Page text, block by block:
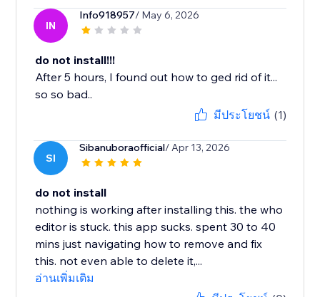
IN
Info918957/ May 6, 2026
do not install!!!
After 5 hours, I found out how to ged rid of it...
so so bad..
มีประโยชน์ (1)
SI
Sibanuboraofficial/ Apr 13, 2026
do not install
nothing is working after installing this. the who
editor is stuck. this app sucks. spent 30 to 40
mins just navigating how to remove and fix
this. not even able to delete it,...
อ่านเพิ่มเติม